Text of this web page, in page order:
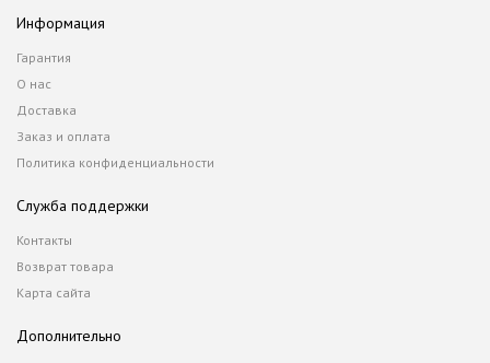
Информация
Гарантия
О нас
Доставка
Заказ и оплата
Политика конфиденциальности
Служба поддержки
Контакты
Возврат товара
Карта сайта
Дополнительно